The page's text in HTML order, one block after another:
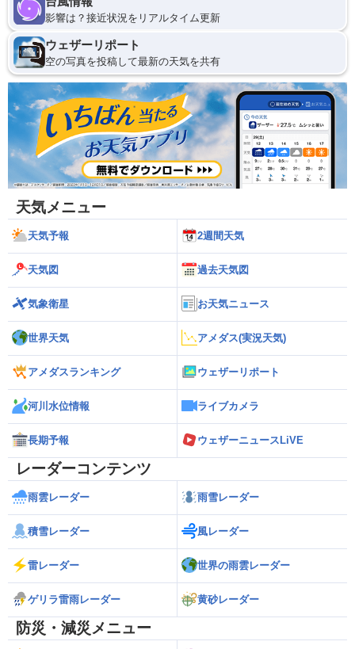
影響は？接近状況をリアルタイム更新
ウェザーリポート
空の写真を投稿して最新の天気を共有
天気メニュー
天気予報 2週間天気
天気図 過去天気図
気象衛星 お天気ニュース
世界天気 アメダス(実況天気)
アメダスランキング ウェザーリポート
河川水位情報 ライブカメラ
長期予報 ウェザーニュースLiVE
レーダーコンテンツ
雨雲レーダー 雨雪レーダー
積雪レーダー 風レーダー
雷レーダー 世界の雨雲レーダー
ゲリラ雷雨レーダー 黄砂レーダー
防災・減災メニュー